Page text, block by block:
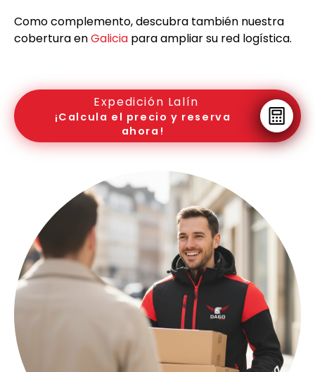
Como complemento, descubra también nuestra
cobertura enGalicia para ampliar su red logística.
Expedición Lalín
¡Calcula el precio y reserva
ahora!